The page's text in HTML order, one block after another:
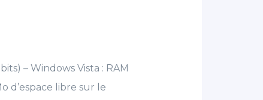
– Windows Vista : RAM
d’espace libre sur le